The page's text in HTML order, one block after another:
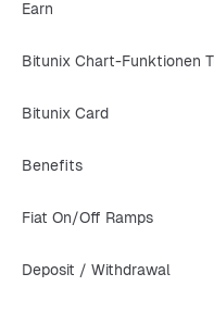
Earn
Bitunix Card
Benefits
Fiat On/Off Ramps
Deposit / Withdrawal